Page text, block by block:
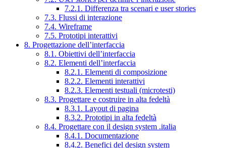
7.2.1. Differenza tra scenari e user stories
7.3. Flussi di interazione
7.4. Wireframe
7.5. Prototipi interattivi
8. Progettazione dell’interfaccia
8.1. Obiettivi dell’interfaccia
8.2. Elementi dell’interfaccia
8.2.1. Elementi di composizione
8.2.2. Elementi interattivi
8.2.3. Elementi testuali (microtesti)
8.3. Progettare e costruire in alta fedeltà
8.3.1. Layout di pagina
8.3.2. Prototipi in alta fedeltà
8.4. Progettare con il design system .italia
8.4.1. Documentazione
8.4.2. Benefici del design system